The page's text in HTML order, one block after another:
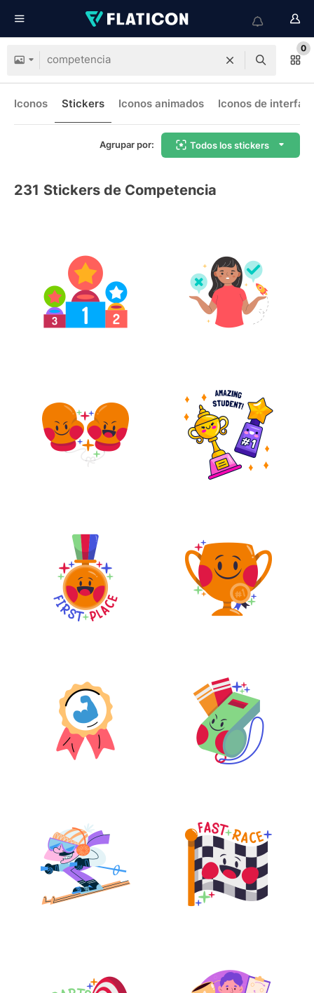
0
Iconos Stickers Iconos animados Iconos de interfaz
Agrupar por: Todos los stickers
231 Stickers de Competencia